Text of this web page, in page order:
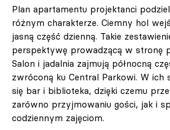
Plan apartamentu projektanci
różnym charakterze. Ciemny hol
jasną część dzienną. Takie
perspektywę prowadzącą w stronę
Salon i jadalnia zajmują północną
zwróconą ku Central Parkowi. W ich
się bar i biblioteka, dzięki czemu
zarówno przyjmowaniu gości, jak i
codziennym zajęciom.